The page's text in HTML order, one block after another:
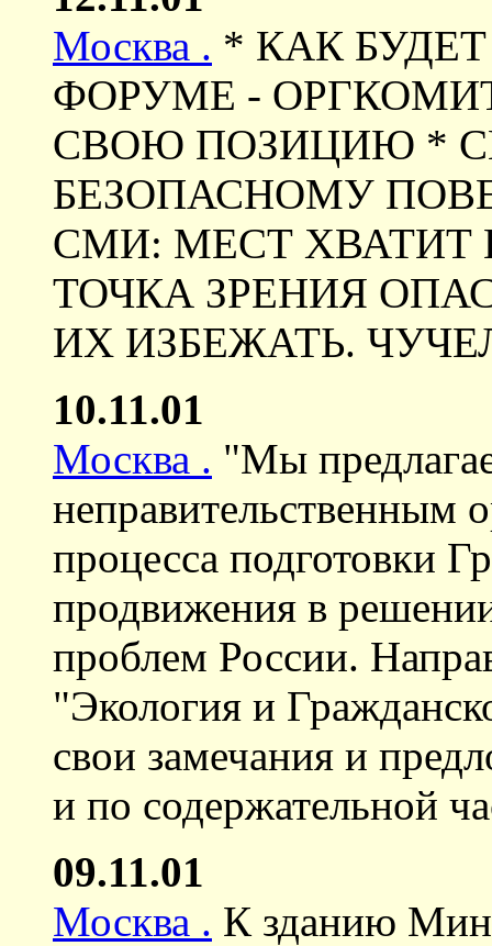
Москва . * КАК
ФОРУМЕ -
СВОЮ ПОЗИЦИЮ *
БЕЗОПАСНОМУ
СМИ: МЕСТ ХВАТИТ
ТОЧКА ЗРЕНИЯ
ИХ ИЗБЕЖАТЬ.
10.11.01
Москва . "Мы
неправительственным
процесса подготовки
продвижения в
проблем России.
"Экология и
свои замечания и
и по содержательной
09.11.01
Москва . К зданию